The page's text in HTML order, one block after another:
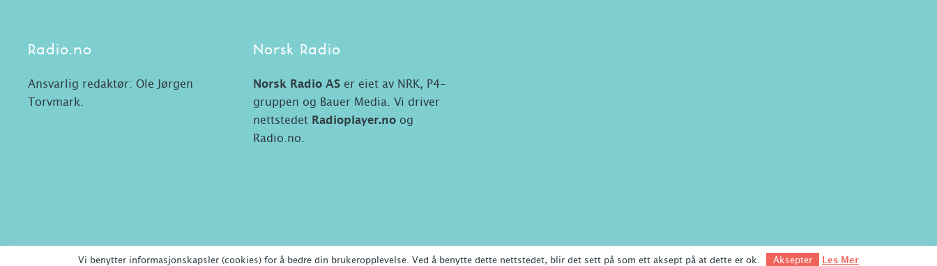
Radio.no
Ansvarlig redaktør: Ole Jørgen
Torvmark.
Norsk Radio
Norsk Radio AS er eiet av NRK, P4-
gruppen og Bauer Media. Vi driver
nettstedet Radioplayer.no og
Radio.no.
Vi benytter informasjonskapsler (cookies) for å bedre din brukeropplevelse. Ved å benytte dette nettstedet, blir det sett på som ett aksept på at dette er ok. Aksepter Les Mer